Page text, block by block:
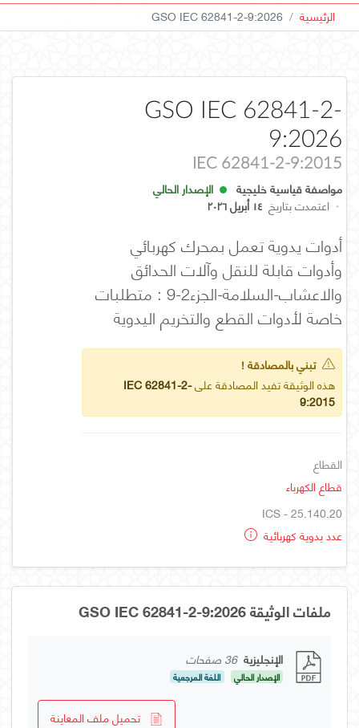
الرئيسية GSO IEC 62841-2-9:2026
GSO IEC 62841-2-
9:2026
IEC 62841-2-9:2015
مواصفة قياسية خليجية
الإصدار الحالي
· اعتمدت بتاريخ ١٤ أبريل ٢٠٢٦
أدوات يدوية تعمل بمحرك كهربائي
وأدوات قابلة للنقل وآلات الحدائق
والاعشاب-السلامة-الجزء2-9 : متطلبات
خاصة لأدوات القطع والتخريم اليدوية
تبني بالمصادقة !
هذه الوثيقة تفيد المصادقة علىIEC 62841-2-
9:2015
القطاع
قطاع الكهرباء
ICS - 25.140.20
عدد يدوية كهربائية
ملفات الوثيقة GSO IEC 62841-2-9:2026
الإنجليزية 36 صفحات
الإصدار الحالي اللغة المرجعية
تحميل ملف المعاينة